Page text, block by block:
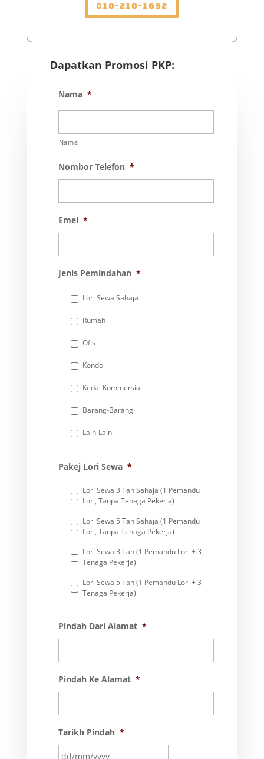
010-210-1692
Dapatkan Promosi PKP:
Nama *
Nama
Nombor Telefon *
Emel *
Jenis Pemindahan *
Lori Sewa Sahaja
Rumah
Ofis
Kondo
Kedai Kommersial
Barang-Barang
Lain-Lain
Pakej Lori Sewa *
Lori Sewa 3 Tan Sahaja (1 Pemandu
Lori, Tanpa Tenaga Pekerja)
Lori Sewa 5 Tan Sahaja (1 Pemandu
Lori, Tanpa Tenaga Pekerja)
Lori Sewa 3 Tan (1 Pemandu Lori + 3
Tenaga Pekerja)
Lori Sewa 5 Tan (1 Pemandu Lori + 3
Tenaga Pekerja)
Pindah Dari Alamat *
Pindah Ke Alamat *
Tarikh Pindah *